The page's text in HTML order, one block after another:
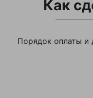
моему
теперь
достать
доставку
Как
Порядок оплаты и